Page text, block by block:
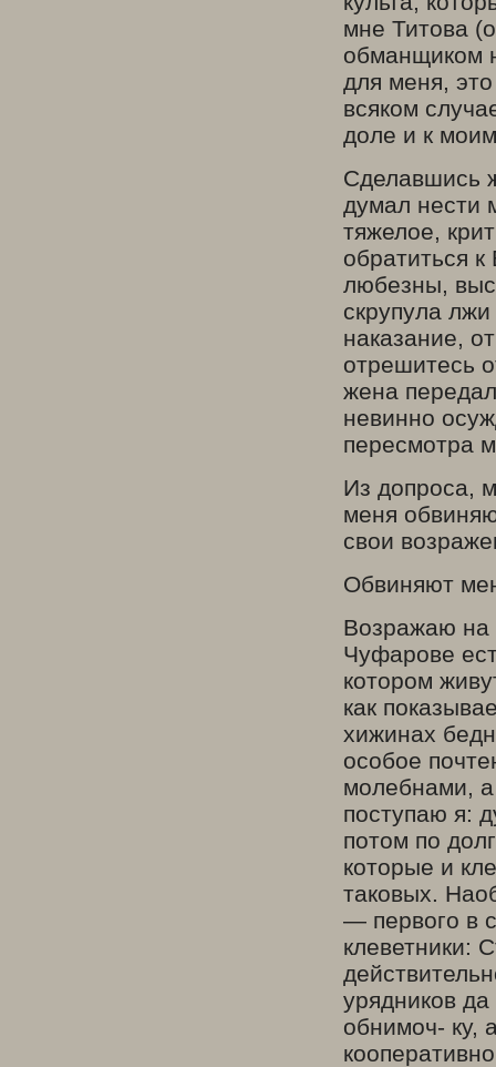
мне Титова
обманщиком
для меня,
всяком
доле и к
Сделавшись
думал нести
тяжелое,
обратиться
любезны,
скрупула
наказание,
отрешитесь
жена
невинно
пересмотра
Из допроса,
меня
свои
Обвиняют
Возражаю на
Чуфарове
котором
как
хижинах
особое
молебнами, а
поступаю я:
потом по
которые и
таковых.
— первого в
клеветники:
урядников
обнимоч- ку,